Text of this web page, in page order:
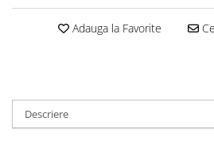
Adauga la Favorite
Descriere